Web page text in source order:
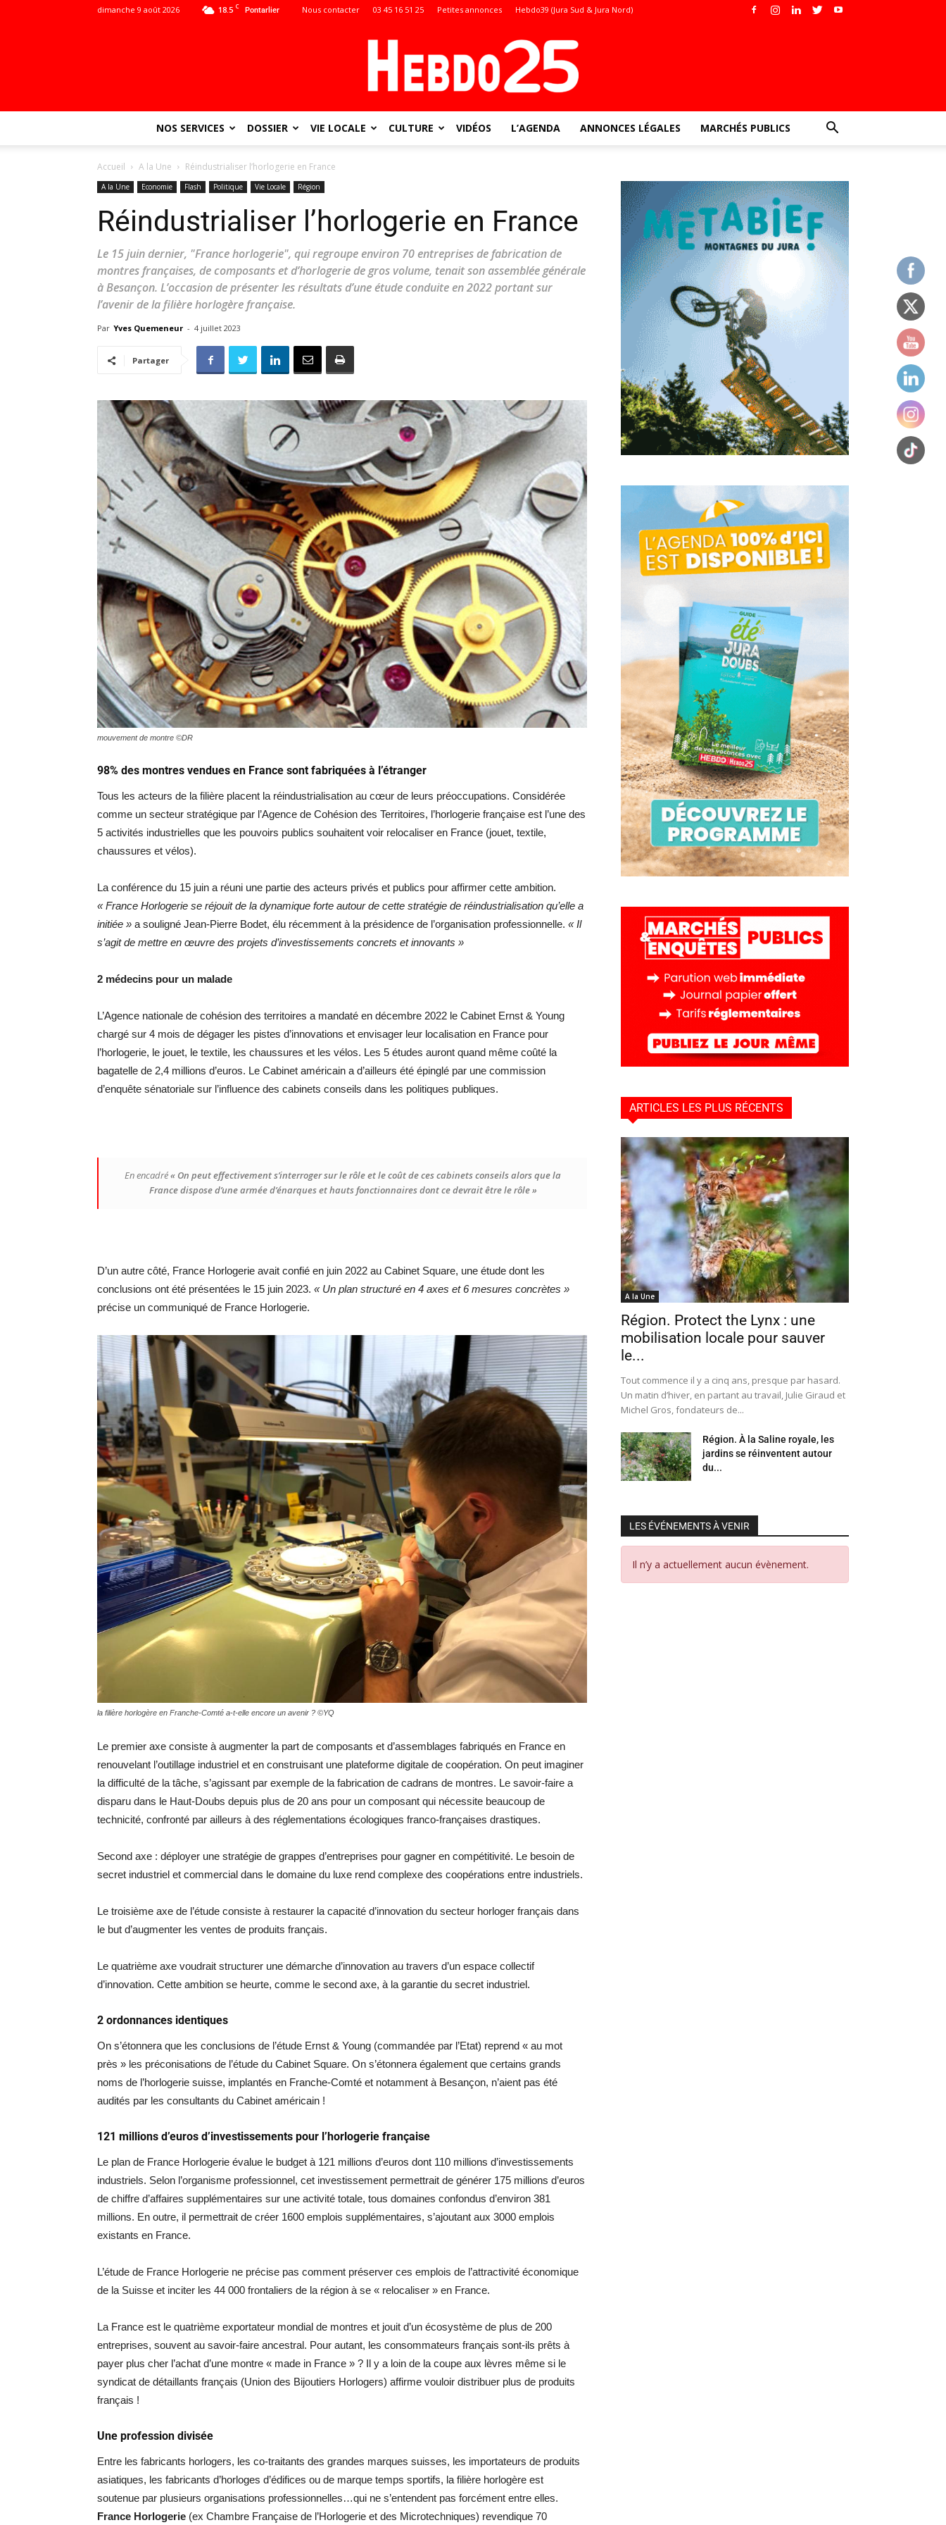
18.5 C Pontarlier
dimanche 9 août 2026 Nous contacter 03 45 16 51 25 Petites annonces Hebdo39 (Jura Sud & Jura Nord)
:
l'info
locale
–
Hebdo25
NOS SERVICES DOSSIER VIE LOCALE CULTURE VIDÉOS L’AGENDA ANNONCES LÉGALES MARCHÉS PUBLICS
Accueil A la Une Réindustrialiser l’horlogerie en France
A la Une Economie Flash Politique Vie Locale Région
Réindustrialiser l’horlogerie en France
Le 15 juin dernier, "France horlogerie", qui regroupe environ 70 entreprises de fabrication de
montres françaises, de composants et d’horlogerie de gros volume, tenait son assemblée générale
à Besançon. L’occasion de présenter les résultats d’une étude conduite en 2022 portant sur
l’avenir de la filière horlogère française.
Par Yves Quemeneur - 4 juillet 2023
Partager
mouvement de montre ©DR
98% des montres vendues en France sont fabriquées à l’étranger
Tous les acteurs de la filière placent la réindustrialisation au cœur de leurs préoccupations. Considérée
comme un secteur stratégique par l’Agence de Cohésion des Territoires, l’horlogerie française est l’une des
5 activités industrielles que les pouvoirs publics souhaitent voir relocaliser en France (jouet, textile,
chaussures et vélos).
La conférence du 15 juin a réuni une partie des acteurs privés et publics pour affirmer cette ambition.
« France Horlogerie se réjouit de la dynamique forte autour de cette stratégie de réindustrialisation qu’elle a
initiée » a souligné Jean-Pierre Bodet, élu récemment à la présidence de l’organisation professionnelle. « Il
s’agit de mettre en œuvre des projets d’investissements concrets et innovants »
2 médecins pour un malade
L’Agence nationale de cohésion des territoires a mandaté en décembre 2022 le Cabinet Ernst & Young
chargé sur 4 mois de dégager les pistes d’innovations et envisager leur localisation en France pour
l’horlogerie, le jouet, le textile, les chaussures et les vélos. Les 5 études auront quand même coûté la
bagatelle de 2,4 millions d’euros. Le Cabinet américain a d’ailleurs été épinglé par une commission
d’enquête sénatoriale sur l’influence des cabinets conseils dans les politiques publiques.
En encadré« On peut effectivement s’interroger sur le rôle et le coût de ces cabinets conseils alors que la
France dispose d’une armée d’énarques et hauts fonctionnaires dont ce devrait être le rôle »
D’un autre côté, France Horlogerie avait confié en juin 2022 au Cabinet Square, une étude dont les
conclusions ont été présentées le 15 juin 2023. « Un plan structuré en 4 axes et 6 mesures concrètes »
précise un communiqué de France Horlogerie.
la filière horlogère en Franche-Comté a-t-elle encore un avenir ? ©YQ
Le premier axe consiste à augmenter la part de composants et d’assemblages fabriqués en France en
renouvelant l’outillage industriel et en construisant une plateforme digitale de coopération. On peut imaginer
la difficulté de la tâche, s’agissant par exemple de la fabrication de cadrans de montres. Le savoir-faire a
disparu dans le Haut-Doubs depuis plus de 20 ans pour un composant qui nécessite beaucoup de
technicité, confronté par ailleurs à des réglementations écologiques franco-françaises drastiques.
Second axe : déployer une stratégie de grappes d’entreprises pour gagner en compétitivité. Le besoin de
secret industriel et commercial dans le domaine du luxe rend complexe des coopérations entre industriels.
Le troisième axe de l’étude consiste à restaurer la capacité d’innovation du secteur horloger français dans
le but d’augmenter les ventes de produits français.
Le quatrième axe voudrait structurer une démarche d’innovation au travers d’un espace collectif
d’innovation. Cette ambition se heurte, comme le second axe, à la garantie du secret industriel.
2 ordonnances identiques
On s’étonnera que les conclusions de l’étude Ernst & Young (commandée par l’Etat) reprend « au mot
près » les préconisations de l’étude du Cabinet Square. On s’étonnera également que certains grands
noms de l’horlogerie suisse, implantés en Franche-Comté et notamment à Besançon, n’aient pas été
audités par les consultants du Cabinet américain !
121 millions d’euros d’investissements pour l’horlogerie française
Le plan de France Horlogerie évalue le budget à 121 millions d’euros dont 110 millions d’investissements
industriels. Selon l’organisme professionnel, cet investissement permettrait de générer 175 millions d’euros
de chiffre d’affaires supplémentaires sur une activité totale, tous domaines confondus d’environ 381
millions. En outre, il permettrait de créer 1600 emplois supplémentaires, s’ajoutant aux 3000 emplois
existants en France.
L’étude de France Horlogerie ne précise pas comment préserver ces emplois de l’attractivité économique
de la Suisse et inciter les 44 000 frontaliers de la région à se « relocaliser » en France.
La France est le quatrième exportateur mondial de montres et jouit d’un écosystème de plus de 200
entreprises, souvent au savoir-faire ancestral. Pour autant, les consommateurs français sont-ils prêts à
payer plus cher l’achat d’une montre « made in France » ? Il y a loin de la coupe aux lèvres même si le
syndicat de détaillants français (Union des Bijoutiers Horlogers) affirme vouloir distribuer plus de produits
français !
Une profession divisée
Entre les fabricants horlogers, les co-traitants des grandes marques suisses, les importateurs de produits
asiatiques, les fabricants d’horloges d’édifices ou de marque temps sportifs, la filière horlogère est
soutenue par plusieurs organisations professionnelles…qui ne s’entendent pas forcément entre elles.
France Horlogerie (ex Chambre Française de l’Horlogerie et des Microtechniques) revendique 70
ARTICLES LES PLUS RÉCENTS
A la Une
Région. Protect the Lynx : une
mobilisation locale pour sauver
le...
Tout commence il y a cinq ans, presque par hasard.
Un matin d’hiver, en partant au travail, Julie Giraud et
Michel Gros, fondateurs de...
Région. À la Saline royale, les
jardins se réinventent autour
du...
LES ÉVÉNEMENTS À VENIR
Il n’y a actuellement aucun évènement.